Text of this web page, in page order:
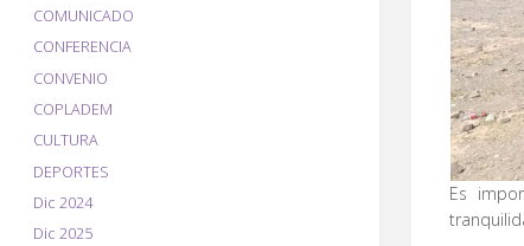
Es
COMUNICADO
CONFERENCIA
CONVENIO
COPLADEM
CULTURA
DEPORTES
Dic 2024
Dic 2025